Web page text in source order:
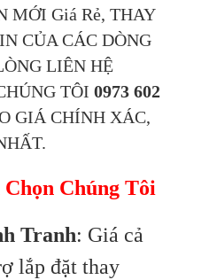
MỚI Giá Rẻ, THAY
CỦA CÁC DÒNG
LIÊN HỆ
TÔI 0973 602
GIÁ CHÍNH XÁC,
Chúng Tôi
Tranh: Giá cả
lắp đặt thay